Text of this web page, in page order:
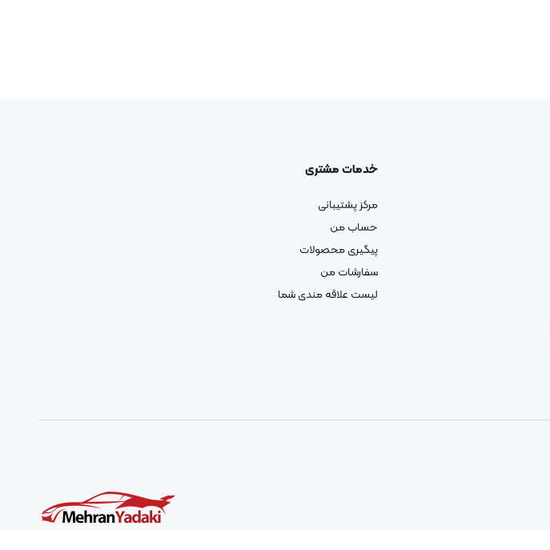
خدمات مشتری
مرکز پشتیبانی
حساب من
پیگیری محصولات
سفارشات من
لیست علاقه مندی شما